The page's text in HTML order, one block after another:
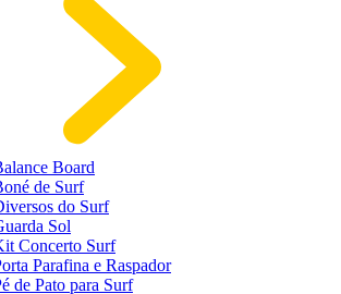
Board
de Surf
do Surf
Sol
Concerto Surf
Parafina e Raspador
de Pato para Surf